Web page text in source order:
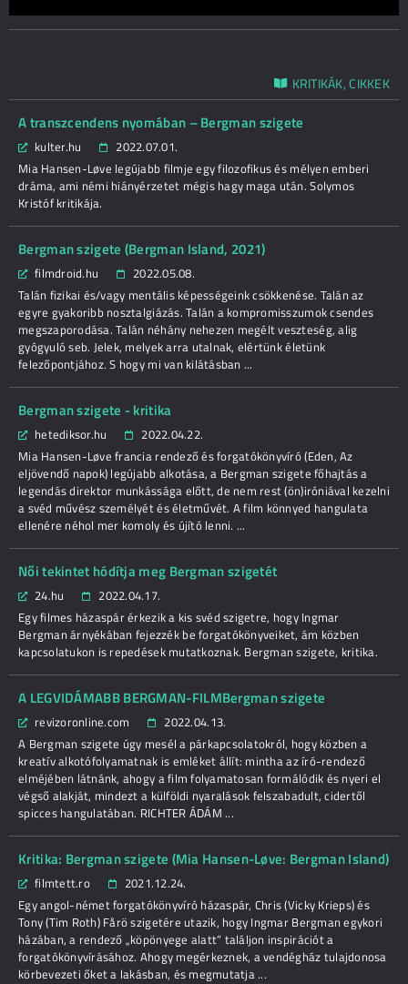
KRITIKÁK, CIKKEK
A transzcendens nyomában – Bergman szigete
kulter.hu
2022.07.01.
Mia Hansen-Løve legújabb filmje egy filozofikus és mélyen emberi
dráma, ami némi hiányérzetet mégis hagy maga után. Solymos
Kristóf kritikája.
Bergman szigete (Bergman Island, 2021)
filmdroid.hu
2022.05.08.
Talán fizikai és/vagy mentális képességeink csökkenése. Talán az
egyre gyakoribb nosztalgiázás. Talán a kompromisszumok csendes
megszaporodása. Talán néhány nehezen megélt veszteség, alig
gyógyuló seb. Jelek, melyek arra utalnak, elértünk életünk
felezőpontjához. S hogy mi van kilátásban ...
Bergman szigete - kritika
hetediksor.hu
2022.04.22.
Mia Hansen-Løve francia rendező és forgatókönyvíró (Eden, Az
eljövendő napok) legújabb alkotása, a Bergman szigete főhajtás a
legendás direktor munkássága előtt, de nem rest (ön)iróniával kezelni
a svéd művész személyét és életművét. A film könnyed hangulata
ellenére néhol mer komoly és újító lenni. ...
Női tekintet hódítja meg Bergman szigetét
24.hu
2022.04.17.
Egy filmes házaspár érkezik a kis svéd szigetre, hogy Ingmar
Bergman árnyékában fejezzék be forgatókönyveiket, ám közben
kapcsolatukon is repedések mutatkoznak. Bergman szigete, kritika.
A LEGVIDÁMABB BERGMAN-FILMBergman szigete
revizoronline.com
2022.04.13.
A Bergman szigete úgy mesél a párkapcsolatokról, hogy közben a
kreatív alkotófolyamatnak is emléket állít: mintha az író-rendező
elméjében látnánk, ahogy a film folyamatosan formálódik és nyeri el
végső alakját, mindezt a külföldi nyaralások felszabadult, cidertől
spicces hangulatában. RICHTER ÁDÁM ...
Kritika: Bergman szigete (Mia Hansen-Løve: Bergman Island)
filmtett.ro
2021.12.24.
Egy angol-német forgatókönyvíró házaspár, Chris (Vicky Krieps) és
Tony (Tim Roth) Fårö szigetére utazik, hogy Ingmar Bergman egykori
házában, a rendező „köpönyege alatt” találjon inspirációt a
forgatókönyvírásához. Ahogy megérkeznek, a vendégház tulajdonosa
körbevezeti őket a lakásban, és megmutatja ...